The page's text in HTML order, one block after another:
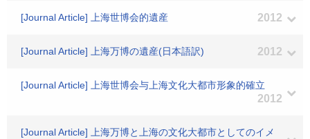
[Journal Article] 上海世博会的遺産 2012
[Journal Article] 上海万博の遺産(日本語訳) 2012
[Journal Article] 上海世博会与上海文化大都市形象的確立
2012
[Journal Article] 上海万博と上海の文化大都市としてのイメ